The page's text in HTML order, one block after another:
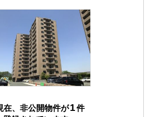
と洋室をそれぞれ1部屋ずつ確保してお
もしっかりと確保された“ちょうどい
ームの必要もなく、スムーズに新生活を
在、非公開物件が1件